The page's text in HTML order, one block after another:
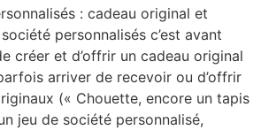
: cadeau original et
personnalisés c’est avant
créer et d’offrir un cadeau original
arriver de recevoir ou d’offrir
(« Chouette, encore un tapis
jeu de société personnalisé,